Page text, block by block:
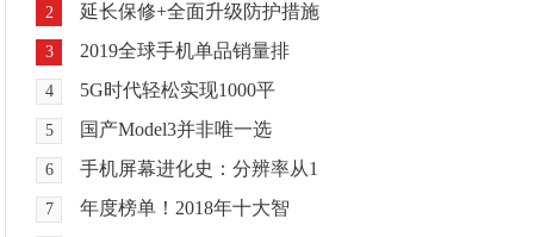
2 延长保修+全面升级防护措施
3 2019全球手机单品销量排
4 5G时代轻松实现1000平
5 国产Model3并非唯一选
6 手机屏幕进化史：分辨率从1
7 年度榜单！2018年十大智